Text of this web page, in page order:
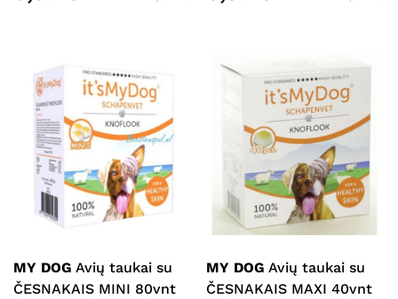
Krepšelyje nėra produktų.
Eiti Į Parduotuvę
MY DOG Avių taukai su
ČESNAKAIS MINI 80vnt
MY DOG Avių taukai su
ČESNAKAIS MAXI 40vnt